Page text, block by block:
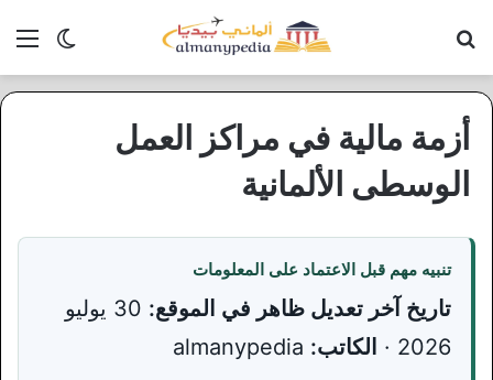
الوضع
أزمة مالية في مراكز العمل
الوسطى الألمانية
تنبيه مهم قبل الاعتماد على المعلومات
تاريخ آخر تعديل ظاهر في الموقع:
30 يوليو
2026 ·
الكاتب: